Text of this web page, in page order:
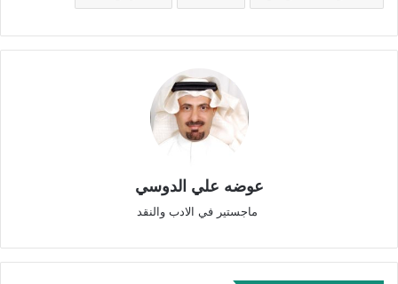
عوضه علي الدوسي
ماجستير في الادب والنقد